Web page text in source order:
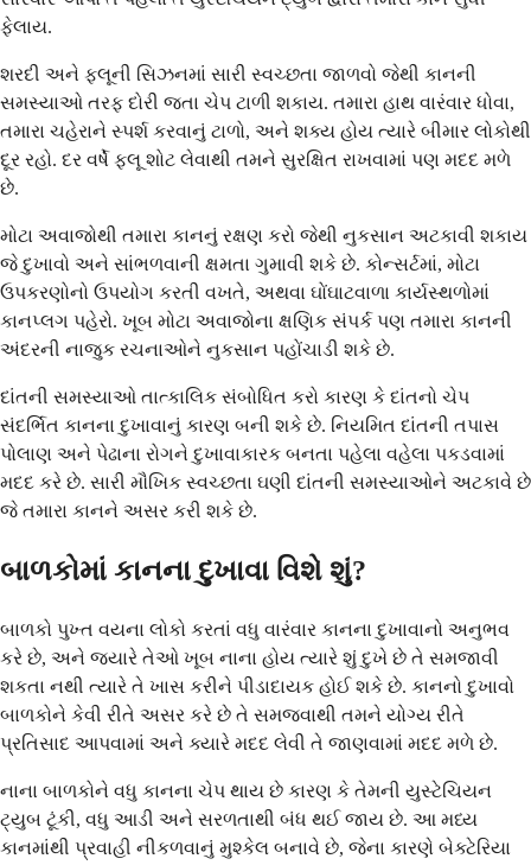
ફેલાય.
શરદી અને ફ્લૂની સિઝનમાં સારી સ્વચ્છતા જાળવો જેથી કાનની
સમસ્યાઓ તરફ દોરી જતા ચેપ ટાળી શકાય. તમારા હાથ વારંવાર ધોવા,
તમારા ચહેરાને સ્પર્શ કરવાનું ટાળો, અને શક્ય હોય ત્યારે બીમાર લોકોથી
દૂર રહો. દર વર્ષે ફ્લૂ શોટ લેવાથી તમને સુરક્ષિત રાખવામાં પણ મદદ મળે
છે.
મોટા અવાજોથી તમારા કાનનું રક્ષણ કરો જેથી નુકસાન અટકાવી શકાય
જે દુખાવો અને સાંભળવાની ક્ષમતા ગુમાવી શકે છે. કોન્સર્ટમાં, મોટા
ઉપકરણોનો ઉપયોગ કરતી વખતે, અથવા ઘોંઘાટવાળા કાર્યસ્થળોમાં
કાનપ્લગ પહેરો. ખૂબ મોટા અવાજોના ક્ષણિક સંપર્ક પણ તમારા કાનની
અંદરની નાજુક રચનાઓને નુકસાન પહોંચાડી શકે છે.
દાંતની સમસ્યાઓ તાત્કાલિક સંબોધિત કરો કારણ કે દાંતનો ચેપ
સંદર્ભિત કાનના દુખાવાનું કારણ બની શકે છે. નિયમિત દાંતની તપાસ
પોલાણ અને પેઢાના રોગને દુખાવાકારક બનતા પહેલા વહેલા પકડવામાં
મદદ કરે છે. સારી મૌખિક સ્વચ્છતા ઘણી દાંતની સમસ્યાઓને અટકાવે છે
જે તમારા કાનને અસર કરી શકે છે.
બાળકોમાં કાનના દુખાવા વિશે શું?
બાળકો પુખ્ત વયના લોકો કરતાં વધુ વારંવાર કાનના દુખાવાનો અનુભવ
કરે છે, અને જ્યારે તેઓ ખૂબ નાના હોય ત્યારે શું દુખે છે તે સમજાવી
શકતા નથી ત્યારે તે ખાસ કરીને પીડાદાયક હોઈ શકે છે. કાનનો દુખાવો
બાળકોને કેવી રીતે અસર કરે છે તે સમજવાથી તમને યોગ્ય રીતે
પ્રતિસાદ આપવામાં અને ક્યારે મદદ લેવી તે જાણવામાં મદદ મળે છે.
નાના બાળકોને વધુ કાનના ચેપ થાય છે કારણ કે તેમની યુસ્ટેચિયન
ટ્યુબ ટૂંકી, વધુ આડી અને સરળતાથી બંધ થઈ જાય છે. આ મધ્ય
કાનમાંથી પ્રવાહી નીકળવાનું મુશ્કેલ બનાવે છે, જેના કારણે બેક્ટેરિયા